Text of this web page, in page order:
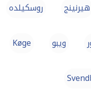
هيرنينج روسكيلده
ویبو Køge